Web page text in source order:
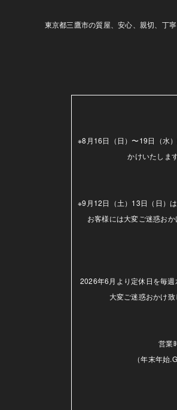
東京都三鷹市の質屋、安心、親切、丁
※8月16日（日）〜19日（水
かけいたしま
※9月12日（土）13日（日）
お客様には大変ご迷惑お
2026年6月より定休日を毎
大変ご迷惑おかけ
営業
（年末年始